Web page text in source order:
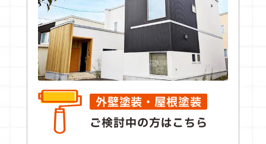
外壁塗装・屋根塗装
ご検討中の方はこちら